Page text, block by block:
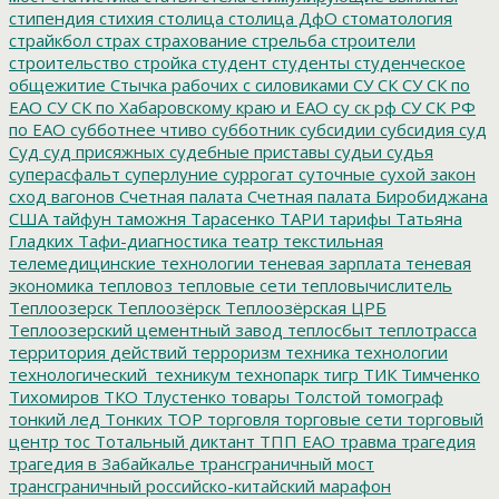
стипендия стихия столица столица ДфО стоматология
страйкбол страх страхование стрельба строители
строительство стройка студент студенты студенческое
общежитие Стычка рабочих с силовиками СУ СК СУ СК по
ЕАО СУ СК по Хабаровскому краю и ЕАО су ск рф СУ СК РФ
по ЕАО субботнее чтиво субботник субсидии субсидия суд
Суд суд присяжных судебные приставы судьи судья
суперасфальт суперлуние суррогат суточные сухой закон
сход вагонов Счетная палата Счетная палата Биробиджана
США тайфун таможня Тарасенко ТАРИ тарифы Татьяна
Гладких Тафи-диагностика театр текстильная
телемедицинские технологии теневая зарплата теневая
экономика тепловоз тепловые сети тепловычислитель
Теплоозерск Теплоозёрск Теплоозёрская ЦРБ
Теплоозерский цементный завод теплосбыт теплотрасса
территория действий терроризм техника технологии
технологический_техникум технопарк тигр ТИК Тимченко
Тихомиров ТКО Тлустенко товары Толстой томограф
тонкий лед Тонких ТОР торговля торговые сети торговый
центр тос Тотальный диктант ТПП ЕАО травма трагедия
трагедия в Забайкалье трансграничный мост
трансграничный российско-китайский марафон